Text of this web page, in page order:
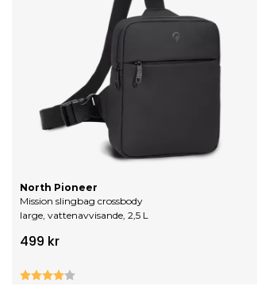
Mission slingbag crossbody
large, vattenavvisande, 2,5 L
North Pioneer
499 kr
Betyg: